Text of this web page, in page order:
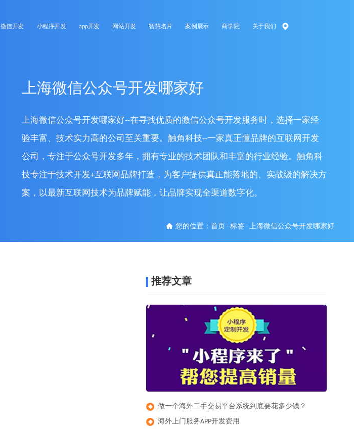
微信开发 小程序开发 app开发 网站开发 智慧名片 案例展示 商学院 关于我们
上海微信公众号开发哪家好
上海微信公众号开发哪家好--在寻找优质的微信公众号开发服务时，选择一家经
验丰富、技术实力高的公司至关重要。触角科技--一家真正懂品牌的互联网开发
公司，专注于公众号开发多年，拥有专业的技术团队和丰富的行业经验。触角科
技专注于技术开发+互联网品牌打造，为客户提供真正能落地的、实战级的解决方
案，以最新互联网技术为品牌赋能，让品牌实现全渠道数字化。
您的位置：首页 -标签 -上海微信公众号开发哪家好
推荐文章
◆ 做一个海外二手交易平台系统到底要花多少钱？
◆ ​海外上门服务APP开发费用